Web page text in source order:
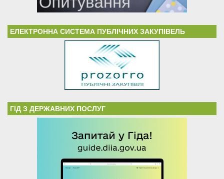
ЕЛЕКТРОННА СИСТЕМА ПУБЛІЧНИХ ЗАКУПІВЕЛЬ
ГІД З ДЕРЖАВНИХ ПОСЛУГ